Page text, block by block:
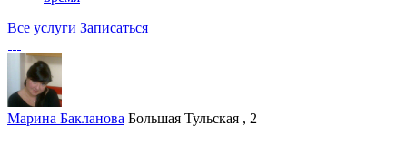
Все услуги Записаться
Марина Бакланова Большая Тульская , 2